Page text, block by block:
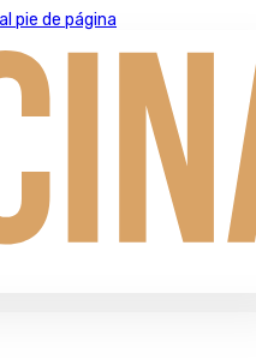
pie de página